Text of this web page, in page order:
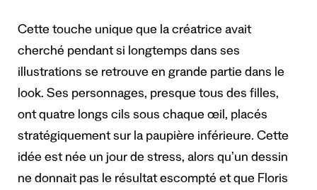
Cette touche unique que la créatrice avait
cherché pendant si longtemps dans ses
illustrations se retrouve en grande partie dans le
look. Ses personnages, presque tous des filles,
ont quatre longs cils sous chaque œil, placés
stratégiquement sur la paupière inférieure. Cette
idée est née un jour de stress, alors qu’un dessin
ne donnait pas le résultat escompté et que Floris